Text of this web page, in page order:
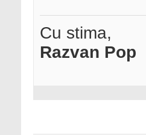
Cu stima,
Razvan Pop